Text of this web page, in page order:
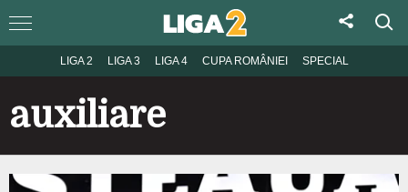
LIGA 2 LIGA 3 LIGA 4 CUPA ROMÂNIEI SPECIAL
auxiliare